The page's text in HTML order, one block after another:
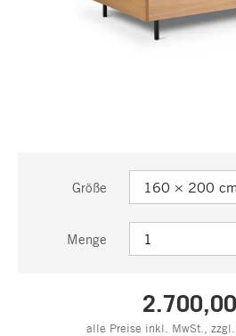
Größe
Menge
alle Preise inkl. MwSt., zzgl.